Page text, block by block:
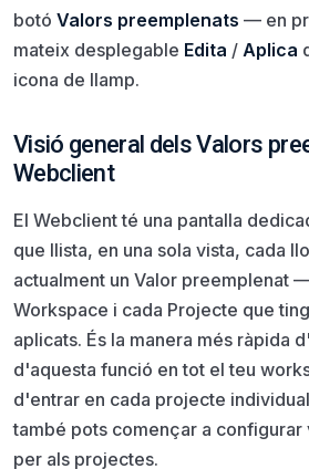
botó Valors preemplenats — en
mateix desplegable Edita / Aplica
icona de llamp.
Visió general dels Valors
Webclient
El Webclient té una pantalla
que llista, en una sola vista, cada
actualment un Valor preemplenat
Workspace i cada Projecte que
aplicats. És la manera més ràpida
d'aquesta funció en tot el teu
d'entrar en cada projecte
també pots començar a
per als projectes.